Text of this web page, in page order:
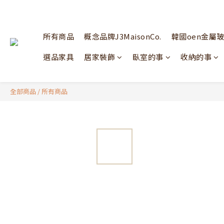
所有商品 概念品牌J3MaisonCo.
韓國oen金屬
選品家具
居家裝飾 臥室的事 收納的事
全部商品 / 所有商品